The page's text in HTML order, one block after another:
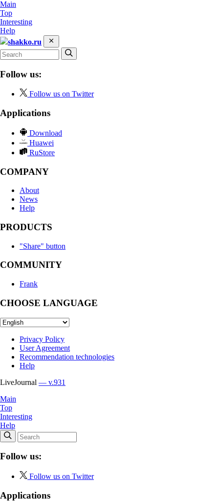
Main
Top
Interesting
Help
shakko.ru
Follow us:
Follow us on Twitter
Applications
Download
Huawei
RuStore
COMPANY
About
News
Help
PRODUCTS
"Share" button
COMMUNITY
Frank
CHOOSE LANGUAGE
Privacy Policy
User Agreement
Recommendation technologies
Help
LiveJournal — v.931
Main
Top
Interesting
Help
Follow us:
Follow us on Twitter
Applications